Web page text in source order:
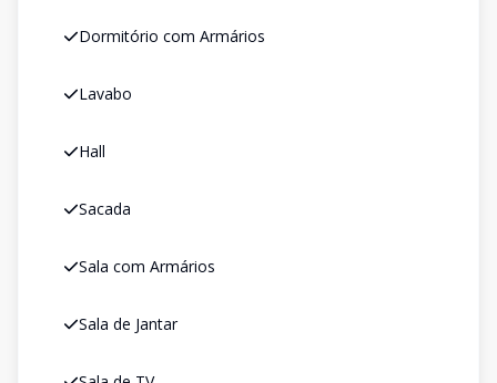
Dormitório com Armários
Lavabo
Hall
Sacada
Sala com Armários
Sala de Jantar